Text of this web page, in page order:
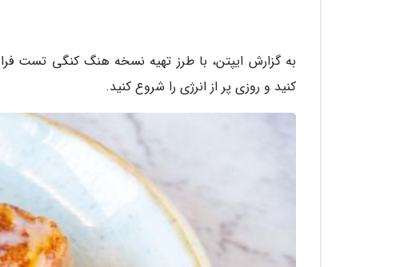
به گزارش ایپتن، با طرز تهیه نسخه هنگ کنگی تست
کنید و روزی پر از انرژی را شروع کنید.